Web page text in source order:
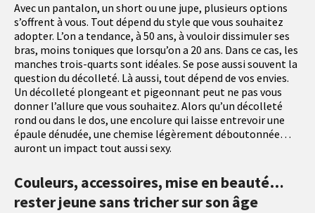
Avec un pantalon, un short ou une jupe, plusieurs options
s’offrent à vous. Tout dépend du style que vous souhaitez
adopter. L’on a tendance, à 50 ans, à vouloir dissimuler ses
bras, moins toniques que lorsqu’on a 20 ans. Dans ce cas, les
manches trois-quarts sont idéales. Se pose aussi souvent la
question du décolleté. Là aussi, tout dépend de vos envies.
Un décolleté plongeant et pigeonnant peut ne pas vous
donner l’allure que vous souhaitez. Alors qu’un décolleté
rond ou dans le dos, une encolure qui laisse entrevoir une
épaule dénudée, une chemise légèrement déboutonnée…
auront un impact tout aussi sexy.
Couleurs, accessoires, mise en beauté…
rester jeune sans tricher sur son âge